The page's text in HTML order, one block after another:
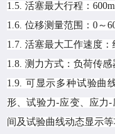
1.5. 活塞最大行程：
1.6. 位移测量范围：0～
1.7. 活塞最大工作速度：
1.8. 测力方式：负荷传感
1.9. 可显示多种试验曲
形、试验力-应变、应力
间及试验曲线动态显示等